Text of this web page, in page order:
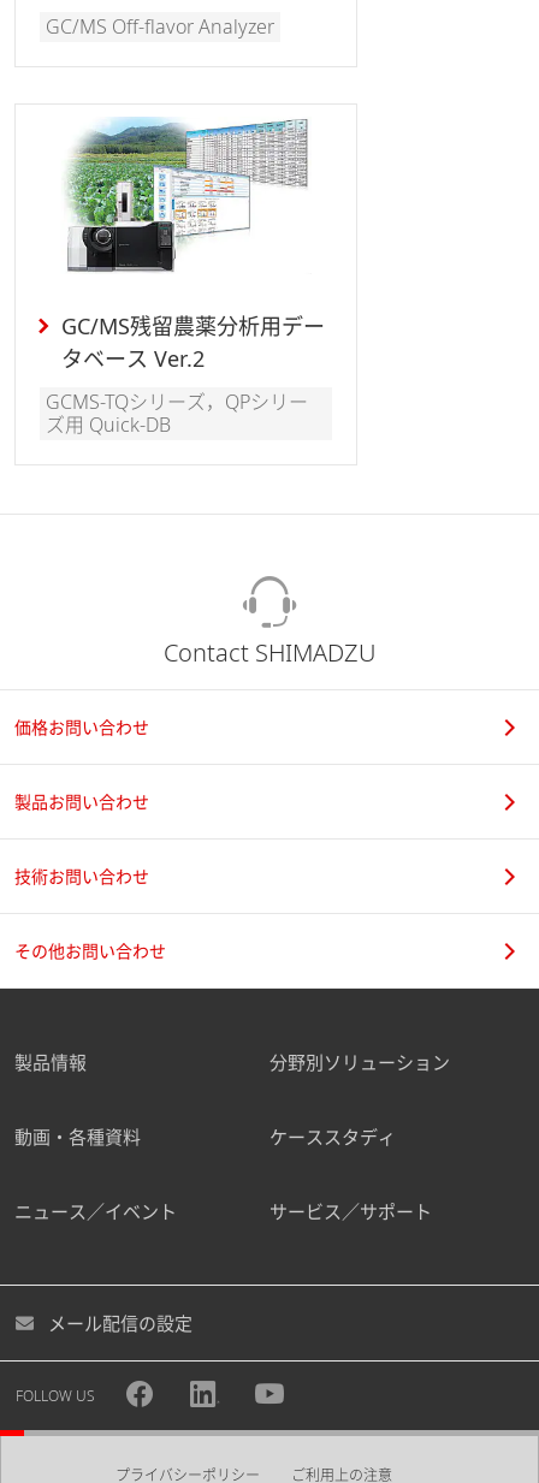
GC/MS Off-flavor Analyzer
GC/MS残留農薬分析用デー
タベース Ver.2
GCMS-TQシリーズ，QPシリー
ズ用 Quick-DB
Contact SHIMADZU
価格お問い合わせ
製品お問い合わせ
技術お問い合わせ
その他お問い合わせ
製品情報 分野別ソリューション
動画・各種資料 ケーススタディ
ニュース／イベント サービス／サポート
メール配信の設定
FOLLOW US
プライバシーポリシー ご利用上の注意